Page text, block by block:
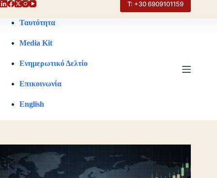
Τ: +30 6909101159
Ταυτότητα
Media Kit
Ενημερωτικό Δελτίο
Επικοινωνία
English